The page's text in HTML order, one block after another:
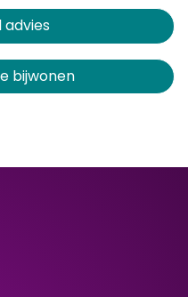
advies
bijwonen